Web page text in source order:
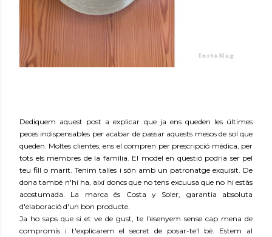
Dediquem aquest post a explicar que ja ens queden les últimes
peces indispensables per acabar de passar aquests mesos de sol que
queden. Moltes clientes, ens el compren per prescripció mèdica, per
tots els membres de la família. El model en qüestió podria ser pel
teu fill o marit. Tenim talles i són amb un patronatge exquisit. De
dona també n'hi ha, així doncs que no tens excuusa que no hi estàs
acostumada. La marca és Costa y Soler, garantia absoluta
d'elaboració d'un bon producte.
Ja ho saps que si et ve de gust, te l'esenyem sense cap mena de
compromís i t'explicarem el secret de posar-te'l bé. Estem al